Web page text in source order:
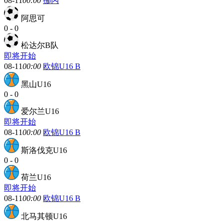
阿思可
0 - 0
松达尔B队
即将开始
08-1100:00 欧锦U16 B
黑山U16
0 - 0
爱尔兰U16
即将开始
08-1100:00 欧锦U16 B
斯洛伐克U16
0 - 0
荷兰U16
即将开始
08-1100:00 欧锦U16 B
北马其顿U16